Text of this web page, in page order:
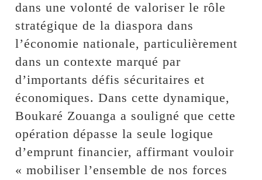
dans une volonté de valoriser le rôle
stratégique de la diaspora dans
l’économie nationale, particulièrement
dans un contexte marqué par
d’importants défis sécuritaires et
économiques. Dans cette dynamique,
Boukaré Zouanga a souligné que cette
opération dépasse la seule logique
d’emprunt financier, affirmant vouloir
« mobiliser l’ensemble de nos forces